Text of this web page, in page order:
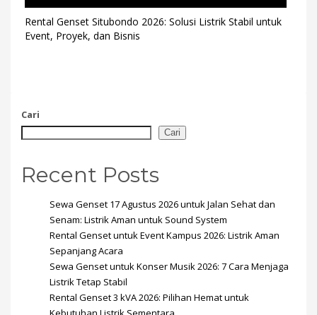
Rental Genset Situbondo 2026: Solusi Listrik Stabil untuk
Event, Proyek, dan Bisnis
Cari
Cari
Recent Posts
Sewa Genset 17 Agustus 2026 untuk Jalan Sehat dan
Senam: Listrik Aman untuk Sound System
Rental Genset untuk Event Kampus 2026: Listrik Aman
Sepanjang Acara
Sewa Genset untuk Konser Musik 2026: 7 Cara Menjaga
Listrik Tetap Stabil
Rental Genset 3 kVA 2026: Pilihan Hemat untuk